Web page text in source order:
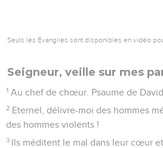
Seuls les Évangiles sont disponibles en vidéo
Seigneur, veille sur mes
1 Au chef de chœur. Psaume de David.
2 Eternel, délivre-moi des hommes
des hommes violents !
3 Ils méditent le mal dans leur cœur